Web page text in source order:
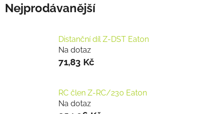
Nejprodávanější
Distanční díl Z-DST Eaton
Na dotaz
71,83 Kč
RC člen Z-RC/230 Eaton
Na dotaz